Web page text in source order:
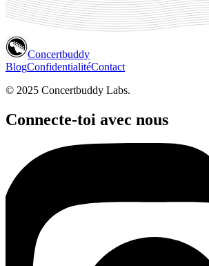
Concertbuddy
BlogConfidentialitéContact
© 2025 Concertbuddy Labs.
Connecte-toi avec nous